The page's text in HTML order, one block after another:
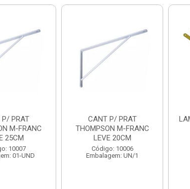
P/ PRAT
M-FRANC
25CM
10007
01-UND
CANT P/ PRAT
THOMPSON M-FRANC
LEVE 20CM
Código: 10006
Embalagem: UN/1